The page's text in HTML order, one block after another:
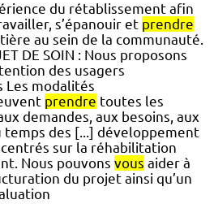
du rétablissement afin
s’épanouir et prendre
au sein de la communauté.
DE SOIN : Nous proposons
des usagers
Les modalités
prendre toutes les
demandes, aux besoins, aux
temps des [...] développement
sur la réhabilitation
Nous pouvons vous aider à
du projet ainsi qu’un